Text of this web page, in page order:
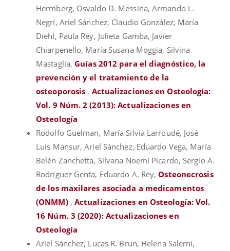
Hermberg, Osvaldo D. Messina, Armando L.
Negri, Ariel Sánchez, Claudio González, María
Diehl, Paula Rey, Julieta Gamba, Javier
Chiarpenello, María Susana Moggia, Silvina
Mastaglia,Guías 2012 para el diagnóstico, la
prevención y el tratamiento de la
osteoporosis , Actualizaciones en Osteología:
Vol. 9 Núm. 2 (2013): Actualizaciones en
Osteología
Rodolfo Guelman, María Silvia Larroudé, José
Luis Mansur, Ariel Sánchez, Eduardo Vega, María
Belén Zanchetta, Silvana Noemí Picardo, Sergio A.
Rodríguez Genta, Eduardo A. Rey,Osteonecrosis
de los maxilares asociada a medicamentos
(ONMM) , Actualizaciones en Osteología: Vol.
16 Núm. 3 (2020): Actualizaciones en
Osteología
Ariel Sánchez, Lucas R. Brun, Helena Salerni,